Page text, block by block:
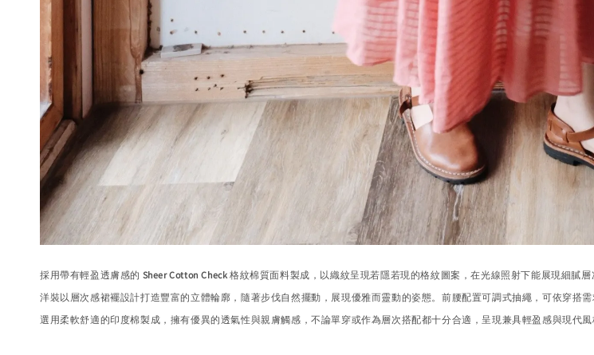
採用帶有輕盈透膚感的 Sheer Cotton Check 格紋棉質面料製成，以織紋呈現若隱若現的格紋圖案，在光線照射下能展現細膩
洋裝以層次感裙襬設計打造豐富的立體輪廓，隨著步伐自然擺動，展現優雅而靈動的姿態。前腰配置可調式抽繩，可依穿搭
選用柔軟舒適的印度棉製成，擁有優異的透氣性與親膚觸感，不論單穿或作為層次搭配都十分合適，呈現兼具輕盈感與現代風